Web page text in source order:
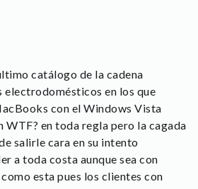
catálogo de la cadena
electrodomésticos en los que
con el Windows Vista
WTF? en toda regla pero la cagada
salirle cara en su intento
a toda costa aunque sea con
esta pues los clientes con